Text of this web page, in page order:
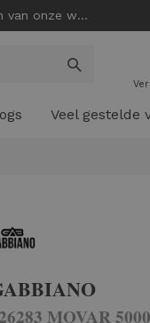
onze winkels!
Veel gestelde
MOVAR